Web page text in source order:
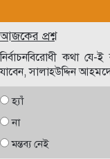
আজকের প্রশ্ন
নির্বাচনবিরোধী কথা
যাবেন, সালাহউদ্দিন
হ্যাঁ
না
মন্তব্য নেই